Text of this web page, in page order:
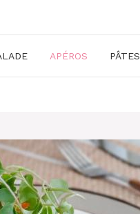
APÉROS PÂTES